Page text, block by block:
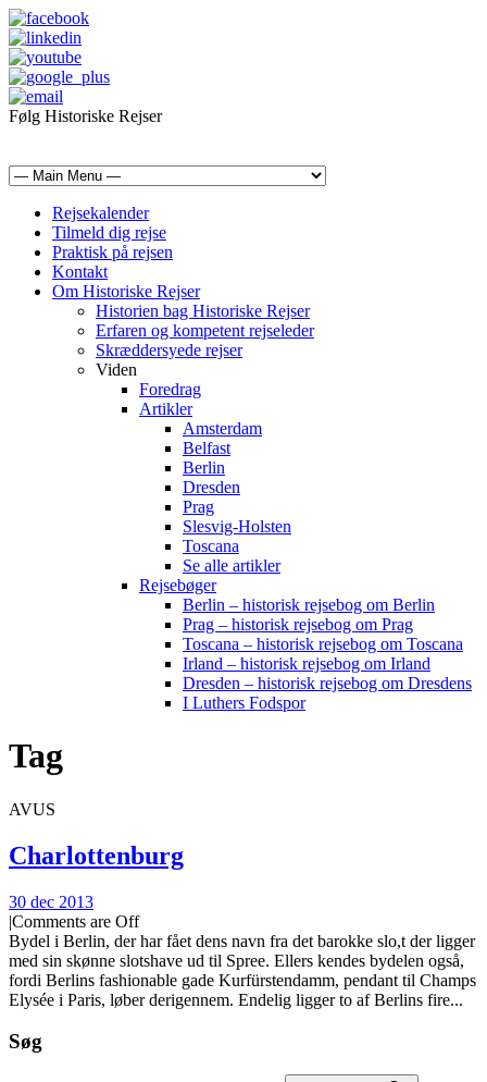
Følg Historiske Rejser
Rejsekalender
Tilmeld dig rejse
Praktisk på rejsen
Kontakt
Om Historiske Rejser
Historien bag Historiske Rejser
Erfaren og kompetent rejseleder
Skræddersyede rejser
Viden
Foredrag
Artikler
Amsterdam
Belfast
Berlin
Dresden
Prag
Slesvig-Holsten
Toscana
Se alle artikler
Rejsebøger
Berlin – historisk rejsebog om Berlin
Prag – historisk rejsebog om Prag
Toscana – historisk rejsebog om Toscana
Irland – historisk rejsebog om Irland
Dresden – historisk rejsebog om Dresdens
I Luthers Fodspor
Tag
AVUS
Charlottenburg
30 dec 2013
|Comments are Off
Bydel i Berlin, der har fået dens navn fra det barokke slo,t der ligger
med sin skønne slotshave ud til Spree. Ellers kendes bydelen også,
fordi Berlins fashionable gade Kurfürstendamm, pendant til Champs
Elysée i Paris, løber derigennem. Endelig ligger to af Berlins fire...
Søg